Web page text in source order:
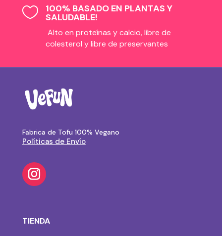
 100% BASADO EN PLANTAS Y
SALUDABLE!
Alto en proteínas y calcio, libre de
colesterol y libre de preservantes
Fabrica de Tofu 100% Vegano
Políticas de Envío
TIENDA